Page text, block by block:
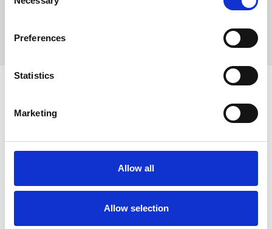
Selection
Preferences
Statistics
Marketing
Allow all
Allow selection
vi er stolte av å